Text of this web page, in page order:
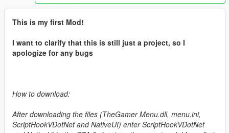
This is my first Mod!
I want to clarify that this is still just a project, so I
apologize for any bugs
How to download:
After downloading the files (TheGamer Menu.dll, menu.ini,
ScriptHookVDotNet and NativeUI) enter ScriptHookVDotNet